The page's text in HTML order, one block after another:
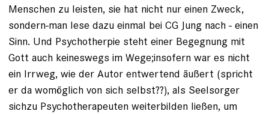
Menschen zu leisten, sie hat nicht nur einen Zweck,
sondern-man lese dazu einmal bei CG Jung nach - einen
Sinn. Und Psychotherpie steht einer Begegnung mit
Gott auch keineswegs im Wege;insofern war es nicht
ein Irrweg, wie der Autor entwertend äußert (spricht
er da womöglich von sich selbst??), als Seelsorger
sichzu Psychotherapeuten weiterbilden ließen, um